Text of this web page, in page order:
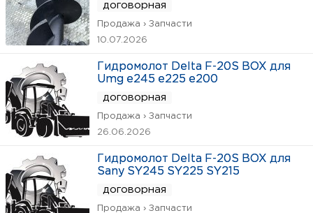
договорная
Продажа › Запчасти
10.07.2026
Гидромолот Delta F-20S BOX для
Umg e245 e225 e200
договорная
Продажа › Запчасти
26.06.2026
Гидромолот Delta F-20S BOX для
Sany SY245 SY225 SY215
договорная
Продажа › Запчасти